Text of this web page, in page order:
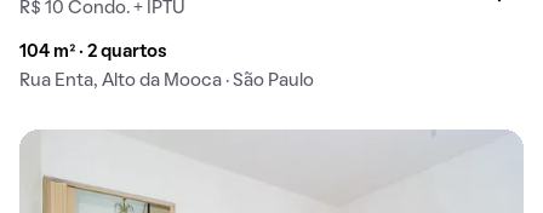
R$ 10 Condo. + IPTU
104 m² · 2 quartos
Rua Enta, Alto da Mooca · São Paulo